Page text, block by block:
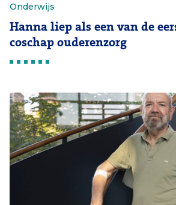
Onderwijs
Hanna liep als een van de
coschap ouderenzorg